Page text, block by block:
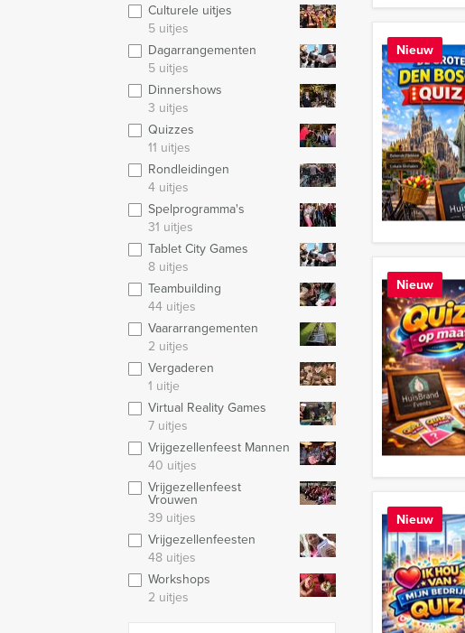
Culturele uitjes
5 uitjes
Dagarrangementen
5 uitjes
Dinnershows
3 uitjes
Quizzes
11 uitjes
Rondleidingen
4 uitjes
Spelprogramma's
31 uitjes
Tablet City Games
8 uitjes
Teambuilding
44 uitjes
Vaararrangementen
2 uitjes
Vergaderen
1 uitje
Virtual Reality Games
7 uitjes
Vrijgezellenfeest Mannen
40 uitjes
Vrijgezellenfeest
Vrouwen
39 uitjes
Vrijgezellenfeesten
48 uitjes
Workshops
2 uitjes
Nieuw
Nieuw
Nieuw